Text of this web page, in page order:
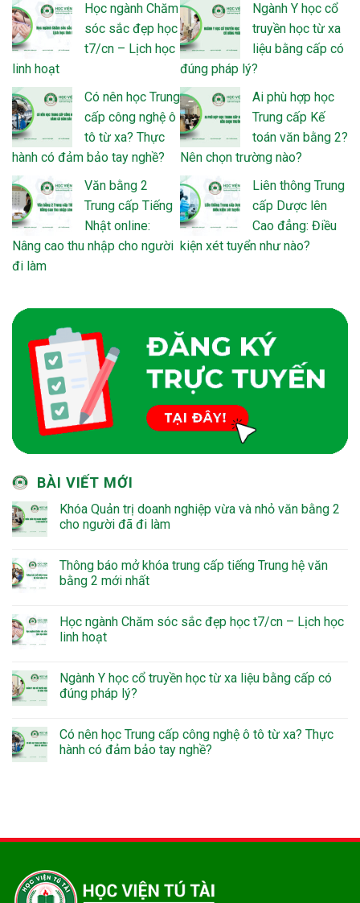
Học ngành Chăm
sóc sắc đẹp học
t7/cn – Lịch học
linh hoạt
Ngành Y học cổ
truyền học từ xa
liệu bằng cấp có
đúng pháp lý?
Có nên học Trung
cấp công nghệ ô
tô từ xa? Thực
hành có đảm bảo tay nghề?
Ai phù hợp học
Trung cấp Kế
toán văn bằng 2?
Nên chọn trường nào?
Văn bằng 2
Trung cấp Tiếng
Nhật online:
Nâng cao thu nhập cho người
đi làm
Liên thông Trung
cấp Dược lên
Cao đẳng: Điều
kiện xét tuyển như nào?
BÀI VIẾT MỚI
Khóa Quản trị doanh nghiệp vừa và nhỏ văn bằng 2
cho người đã đi làm
Thông báo mở khóa trung cấp tiếng Trung hệ văn
bằng 2 mới nhất
Học ngành Chăm sóc sắc đẹp học t7/cn – Lịch học
linh hoạt
Ngành Y học cổ truyền học từ xa liệu bằng cấp có
đúng pháp lý?
Có nên học Trung cấp công nghệ ô tô từ xa? Thực
hành có đảm bảo tay nghề?